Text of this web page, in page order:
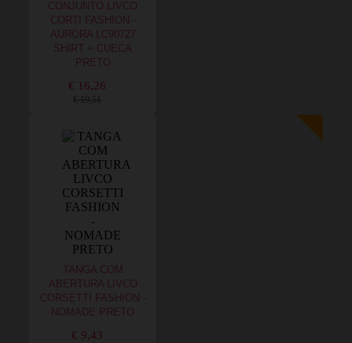
CONJUNTO LIVCO
CORTI FASHION -
AURORA LC90727
SHIRT + CUECA
PRETO
€ 16,26
€ 19,51
TANGA COM
ABERTURA LIVCO
CORSETTI FASHION -
NOMADE PRETO
€ 9,43